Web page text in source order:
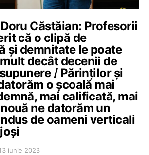
Căstăian: Profesorii
că o clipă de
şi demnitate le poate
decȃt decenii de
/ Părinților și
o şcoală mai
mai calificată, mai
ne datorăm un
de oameni verticali
13 iunie 2023